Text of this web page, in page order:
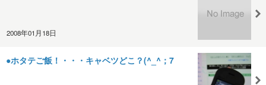
2008年01月18日
●ホタテご飯！・・・キャベツどこ？(^_^；7